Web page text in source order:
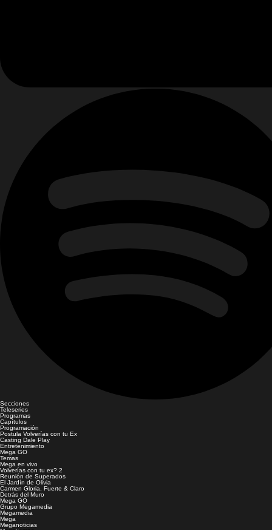
Secciones
Teleseries
Programas
Capítulos
Programación
Postula Volverías con tu Ex
Casting Dale Play
Entretenimiento
Mega GO
Temas
Mega en vivo
Volverías con tu ex? 2
Reunión de Superados
El Jardín de Olivia
Carmen Gloria, Fuerte & Claro
Detrás del Muro
Mega GO
Grupo Megamedia
Megamedia
Mega
Meganoticias